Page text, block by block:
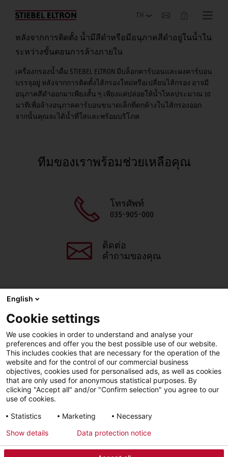
เกี่ยวกับองค์กร
หลังจากการติดตั้ง น้ำมีสีดำหรือมีอนุภาคสีดำอยู่ในน้ำใน
ระหว่างขั้นตอนการล้างภายใน
เครื่องกรองน้ำดื่ม STIEBEL ELTRON มีบล็อกคาร์บอนและผงคาร์บอน
บรรจุอยู่ หลังจากการติดตั้งไส้กรองใหม่หรือเปลี่ยนไส้กรอง อาจมี
อนุภาคสีดำออกมาเพียงสั้น ๆ เพียงแค่ปล่อยให้น้ำไหลประมาณ 10
นาทีเพื่อล้างอนุภาคคาร์บอนขนาดเล็กที่ตกค้างในไส้กรองออก
จากนั้นคุณจะได้น้ำที่ใสและพร้อมบริโภค
ทีมของเราพร้อมช่วยเหลือคุณ
โทรศัพท์
035-905-000
ติดต่อ
คำถามของคุณ
FacebookX LinkedIn Line
การเข้าถึง วิธีใช้ สิทธิส่วนบุคคล
LinkedIn Facebook YouTube
English
Cookie settings
We use cookies in order to understand and analyse your
preferences and offer you the best possible use of our website.
This includes cookies that are necessary for the operation of the
website and for the control of our commercial business
objectives, cookies used for personalised ads, as well as cookies
that are only used for anonymous statistical purposes. By
clicking "Accept all" and/or "Confirm selection" you agree to our
use of cookies.
Statistics
Marketing Necessary
Show details Data protection notice